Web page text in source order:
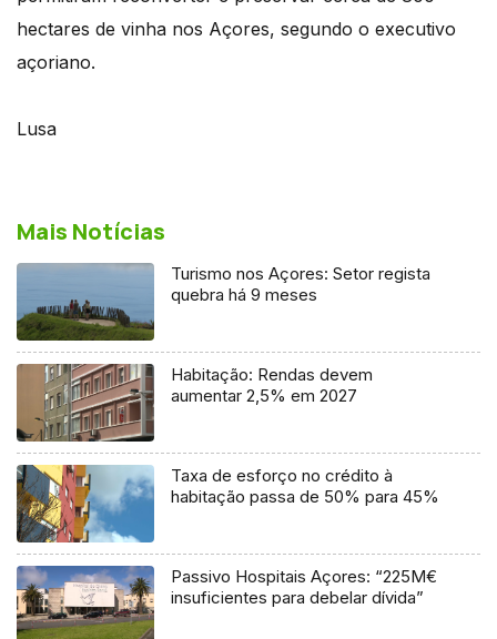
hectares de vinha nos Açores, segundo o executivo
açoriano.
Lusa
Mais Notícias
Turismo nos Açores: Setor regista
quebra há 9 meses
Habitação: Rendas devem
aumentar 2,5% em 2027
Taxa de esforço no crédito à
habitação passa de 50% para 45%
Passivo Hospitais Açores: “225M€
insuficientes para debelar dívida”